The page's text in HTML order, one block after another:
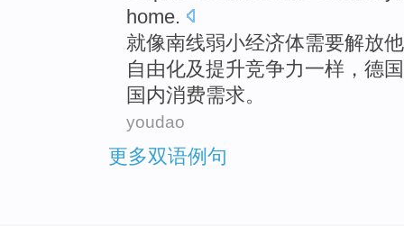
home.
就像南线弱小经济体需要解放
自由化及提升竞争力一样 ， 德国
国内消费需求。
youdao
更多双语例句